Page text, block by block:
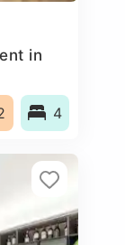
in
4